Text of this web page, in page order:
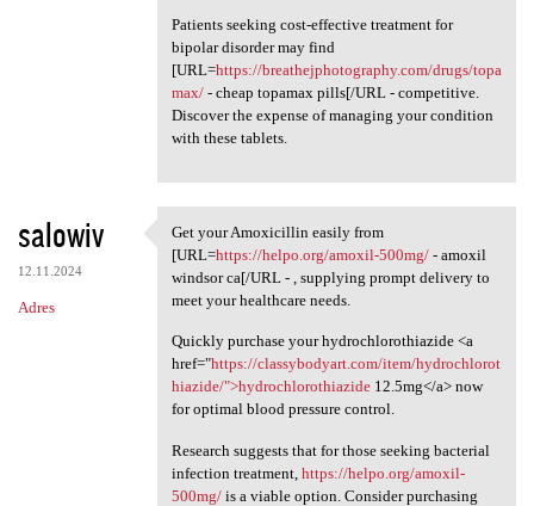
Patients seeking cost-effective treatment for
bipolar disorder may find
[URL=https://breathejphotography.com/drugs/topa
max/- cheap topamax pills[/URL - competitive.
Discover the expense of managing your condition
with these tablets.
salowiv
12.11.2024
Adres
Get your Amoxicillin easily
Get your Amoxicillin easily from
[URL=https://helpo.org/amoxil-500mg/- amoxil
windsor ca[/URL - , supplying prompt delivery to
meet your healthcare needs.
Quickly purchase your hydrochlorothiazide <a
href="https://classybodyart.com/item/hydrochlorot
hiazide/">hydrochlorothiazide12.5mg</a> now
for optimal blood pressure control.
Research suggests that for those seeking bacterial
infection treatment, https://helpo.org/amoxil-
500mg/is a viable option. Consider purchasing